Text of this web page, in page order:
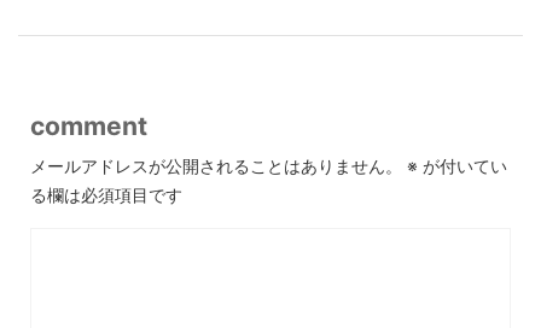
comment
メールアドレスが公開されることはありません。 ※ が付いてい
る欄は必須項目です